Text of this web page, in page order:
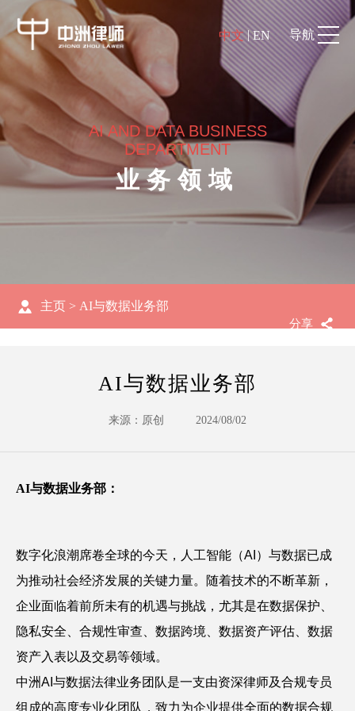
中文|EN 导航
AI AND DATA BUSINESS
DEPARTMENT
业务领域
分享
主页 > AI与数据业务部
AI与数据业务部
来源：原创 2024/08/02
AI与数据业务部：
数字化浪潮席卷全球的今天，人工智能（AI）与数据已成
为推动社会经济发展的关键力量。随着技术的不断革新，
企业面临着前所未有的机遇与挑战，尤其是在数据保护、
隐私安全、合规性审查、数据跨境、数据资产评估、数据
资产入表以及交易等领域。
中洲AI与数据法律业务团队是一支由资深律师及合规专员
组成的高度专业化团队，致力为企业提供全面的数据合规